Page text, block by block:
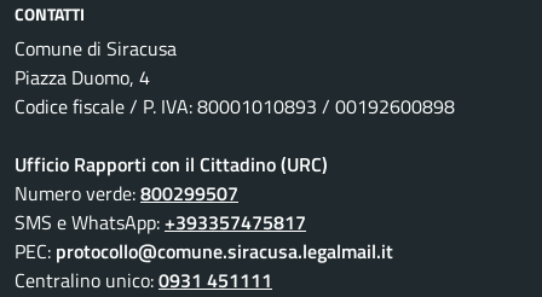
CONTATTI
Comune di Siracusa
Piazza Duomo, 4
Codice fiscale / P. IVA: 80001010893 / 00192600898
Ufficio Rapporti con il Cittadino (URC)
Numero verde:800299507
SMS e WhatsApp:+393357475817
PEC: protocollo@comune.siracusa.legalmail.it
Centralino unico:0931 451111